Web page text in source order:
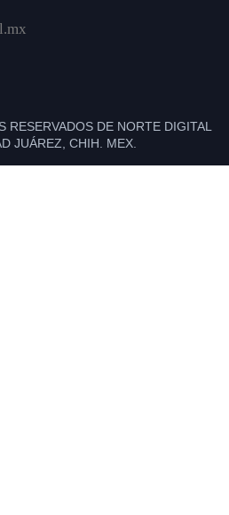
DE NORTE DIGITAL
JUÁREZ, CHIH. MEX.